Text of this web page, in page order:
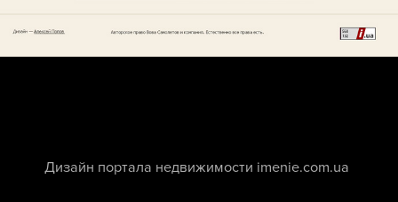
Дизайн портала недвижимости imenie.com.ua